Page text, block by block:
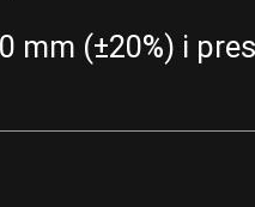
mm (±20%) i